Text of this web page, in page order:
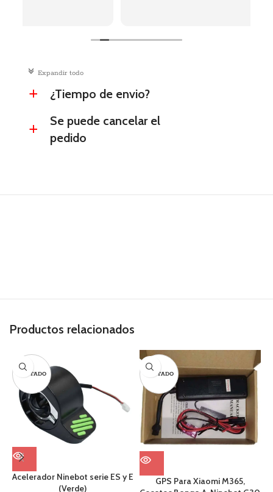
c Expandir todo
a ¿Tiempo de envio?
a
Se puede cancelar el
pedido
Productos relacionados
AGOTADO
Acelerador Ninebot serie ES y E
(Verde)
AGOTADO
GPS Para Xiaomi M365,